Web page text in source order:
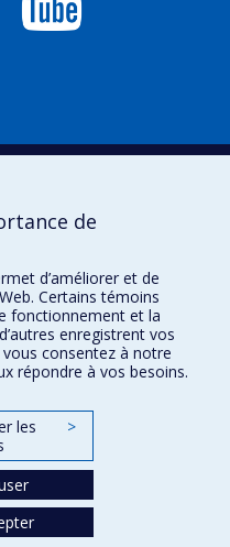
de
d’améliorer et de
Certains témoins
fonctionnement et la
enregistrent vos
consentez à notre
répondre à vos besoins.
les
>